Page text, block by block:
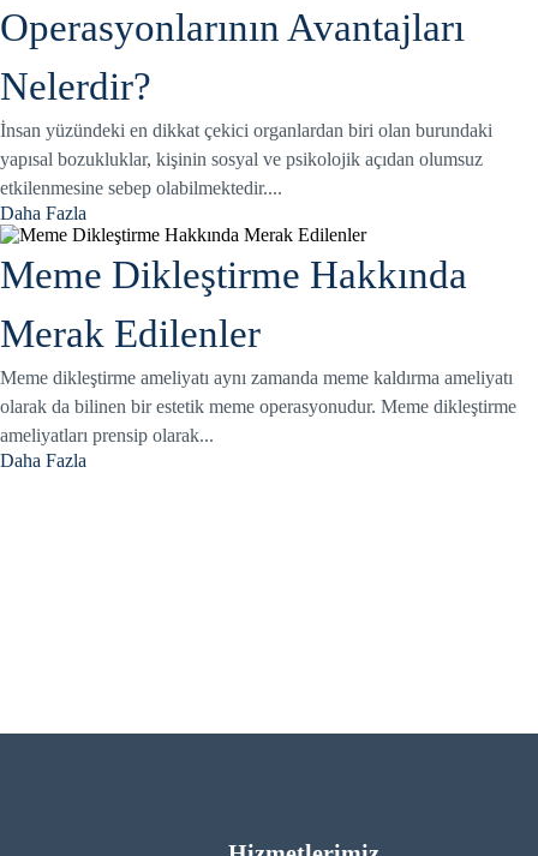
Operasyonlarının Avantajları
Nelerdir?
İnsan yüzündeki en dikkat çekici organlardan biri olan burundaki
yapısal bozukluklar, kişinin sosyal ve psikolojik açıdan olumsuz
etkilenmesine sebep olabilmektedir....
Daha Fazla
Meme Dikleştirme Hakkında
Merak Edilenler
Meme dikleştirme ameliyatı aynı zamanda meme kaldırma ameliyatı
olarak da bilinen bir estetik meme operasyonudur. Meme dikleştirme
ameliyatları prensip olarak...
Daha Fazla